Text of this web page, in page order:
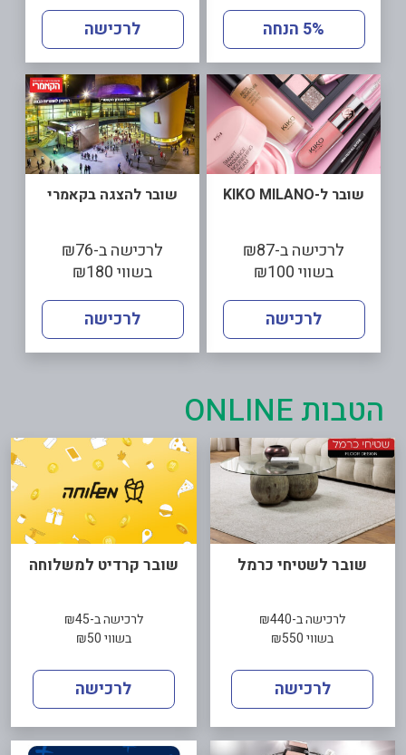
5% הנחה
לרכישה
שובר ל-KIKO MILANO
לרכישה ב-₪87
בשווי ₪100
לרכישה
שובר להצגה בקאמרי
לרכישה ב-₪76
בשווי ₪180
לרכישה
הטבות ONLINE
שובר לשטיחי כרמל
לרכישה ב-₪440
בשווי ₪550
לרכישה
שובר קרדיט למשלוחה
לרכישה ב-₪45
בשווי ₪50
לרכישה